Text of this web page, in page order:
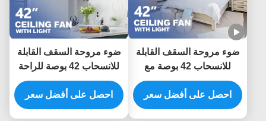
ضوء مروحة السقف القابلة
للانسحاب 42 بوصة مع
محرك DC و 6 سرعات
التحكم عن بعد
احصل على أفضل سعر
ضوء مروحة السقف القابلة
للانسحاب 42 بوصة للراحة
والراحة
احصل على أفضل سعر